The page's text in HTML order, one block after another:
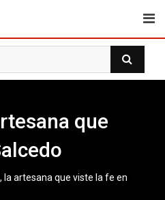
que
la artesana que viste la fe en